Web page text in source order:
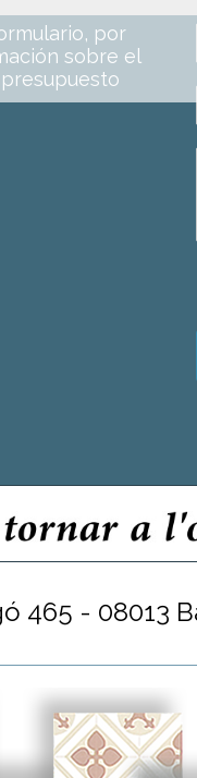
por
sobre el
465 - 08013